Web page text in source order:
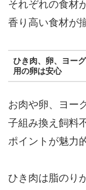
それぞれの食材
香り高い食材が
ひき肉、卵、ヨー
用の卵は安心
お肉や卵、ヨー
子組み換え飼料
ポイントが魅力
ひき肉は脂のり